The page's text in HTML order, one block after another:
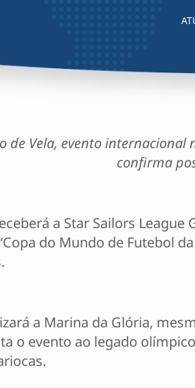
de Vela, evento
confirma
a Star Sailors
do Mundo de Futebol
a Marina da Glória,
o evento ao legado